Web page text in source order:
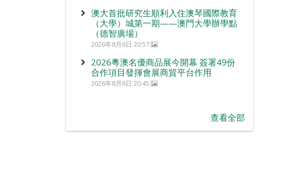
澳大首批研究生順利入住澳琴國際教育
（大學）城第一期——澳門大學辦學點
（德智廣場）
2026年8月6日 20:57
2026粵澳名優商品展今開幕 簽署49份
合作項目發揮會展商貿平台作用
2026年8月6日 20:45
查看全部